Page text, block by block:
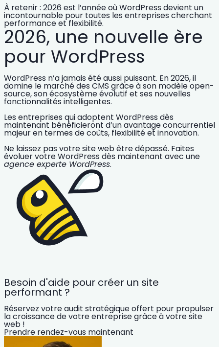
À retenir : 2026 est l’année où WordPress devient un
incontournable pour toutes les entreprises cherchant
performance et flexibilité.
2026, une nouvelle ère
pour WordPress
WordPress n’a jamais été aussi puissant. En 2026, il
domine le marché des CMS grâce à son modèle open-
source, son écosystème évolutif et ses nouvelles
fonctionnalités intelligentes.
Les entreprises qui adoptent WordPress dès
maintenant bénéficieront d’un avantage concurrentiel
majeuren termes de coûts, flexibilité et innovation.
Ne laissez pas votre site web être dépassé. Faites
évoluer votre WordPress dès maintenant avec une
agence experte WordPress.
Besoin d'aide pour créer un site
performant ?
Réservez votre audit stratégique offert pour propulser
la croissance de votre entreprise grâce à votre site
web !
Prendre rendez-vous maintenant